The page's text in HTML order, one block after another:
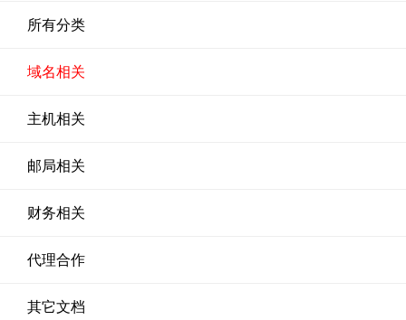
所有分类
域名相关
主机相关
邮局相关
财务相关
代理合作
其它文档